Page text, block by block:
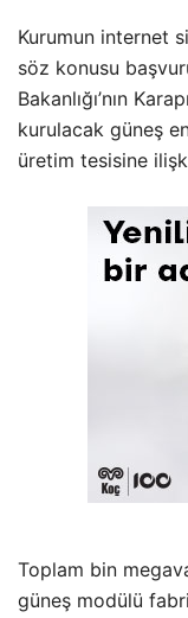
Kurumun internet
söz konusu
Bakanlığı’nın
kurulacak güneş
üretim tesisine
Toplam bin
güneş modülü